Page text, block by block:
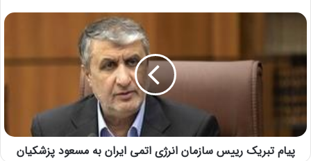
پیام تبریک رییس سازمان انرژی اتمی ایران به مسعود پزشکیان